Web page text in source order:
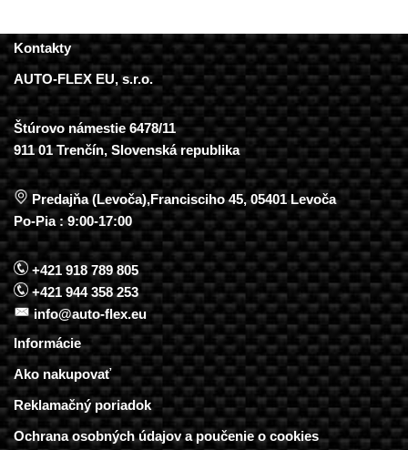
Kontakty
AUTO-FLEX EU, s.r.o.
Štúrovo námestie 6478/11
911 01 Trenčín, Slovenská republika
Predajňa (Levoča),Francisciho 45, 05401 Levoča
Po-Pia : 9:00-17:00
+421 918 789 805
+421 944 358 253
info@auto-flex.eu
Informácie
Ako nakupovať
Reklamačný poriadok
Ochrana osobných údajov a poučenie o cookies